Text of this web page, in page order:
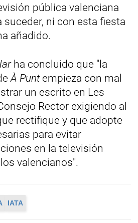
pública valenciana
suceder, ni con esta fiesta
añadido.
ha concluido que "la
À Puntempieza con mal
un escrito en Les
Rector exigiendo al
rectifique y que adopte
para evitar
en la televisión
valencianos".
IATA